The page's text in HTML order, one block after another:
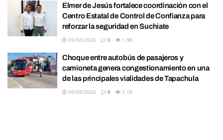
Elmer de Jesús fortalece coordinación con el
Centro Estatal de Control de Confianza para
reforzar la seguridad en Suchiate
05/08/2026 0 1.9K
Choque entre autobús de pasajeros y
camioneta genera congestionamiento en una
de las principales vialidades de Tapachula
05/08/2026 0 2.1K